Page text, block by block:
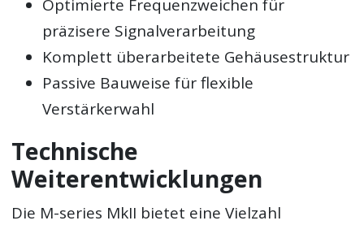
Optimierte Frequenzweichen für
präzisere Signalverarbeitung
Komplett überarbeitete Gehäusestruktur
Passive Bauweise für flexible
Verstärkerwahl
Technische
Weiterentwicklungen
Die M-series MkII bietet eine Vielzahl